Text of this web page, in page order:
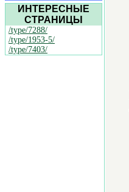
ИНТЕРЕСНЫЕ
СТРАНИЦЫ
/type/7288/
/type/1953-5/
/type/7403/